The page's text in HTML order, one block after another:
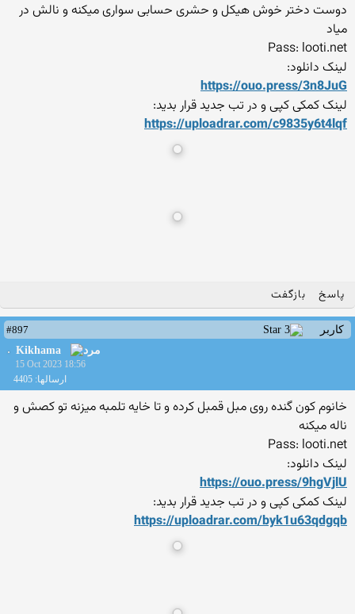
دوست دختر خوش هیکل و حشری حسابی سواری میکنه و نالش در
میاد
Pass: looti.net
لینک دانلود:
https://ouo.press/3n8JuG
لینک کمکی کپی و در تب جدید قرار بدید:
https://uploadrar.com/c9835y6t4lqf
پاسخ بازگفت
کاربر
#897
Kikhama
15 Oct 2023 18:56
ارسالها: 4405
خانوم کون گنده روی مبل قمبل کرده و تا خایه تلمبه میزنه تو کصش و
ناله میکنه
Pass: looti.net
لینک دانلود:
https://ouo.press/9hgVjlU
لینک کمکی کپی و در تب جدید قرار بدید:
https://uploadrar.com/byk1u63qdgqb